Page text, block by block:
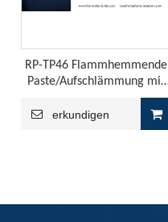
RP-TP46 Flammhemmende
Paste/Aufschlämmung mit
erkundigen